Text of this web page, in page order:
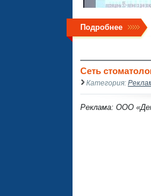
Подробнее
Сеть
Категория:
Реклама: ООО